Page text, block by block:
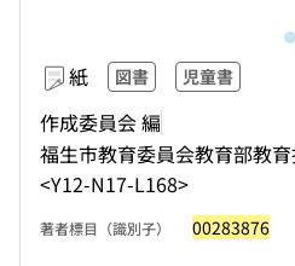
紙 図書 児童書
作成委員会 編
福生市教育委員会教育部教
<Y12-N17-L168>
著者標目（識別子） 00283876